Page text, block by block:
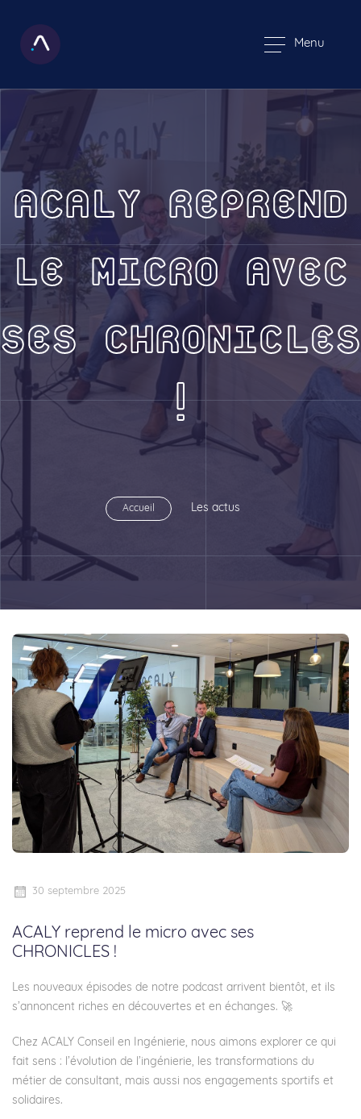
Menu
ACALY REPREND
LE MICRO AVEC
SES CHRONICLES
!
Accueil Les actus
30 septembre 2025
ACALY reprend le micro avec ses
CHRONICLES !
Les nouveaux épisodes de notre podcast arrivent bientôt, et ils
s’annoncent riches en découvertes et en échanges. 🚀
Chez ACALY Conseil en Ingénierie, nous aimons explorer ce qui
fait sens : l’évolution de l’ingénierie, les transformations du
métier de consultant, mais aussi nos engagements sportifs et
solidaires.